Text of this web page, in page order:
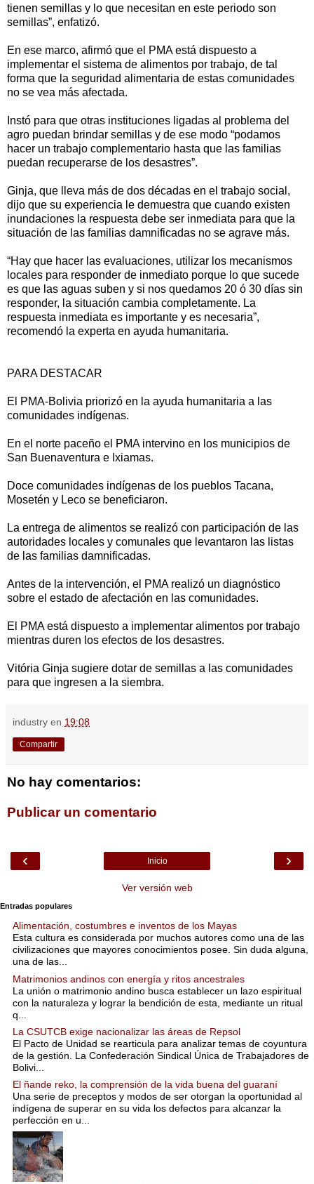
tienen semillas y lo que necesitan en este periodo son
semillas”, enfatizó.
En ese marco, afirmó que el PMA está dispuesto a
implementar el sistema de alimentos por trabajo, de tal
forma que la seguridad alimentaria de estas comunidades
no se vea más afectada.
Instó para que otras instituciones ligadas al problema del
agro puedan brindar semillas y de ese modo “podamos
hacer un trabajo complementario hasta que las familias
puedan recuperarse de los desastres”.
Ginja, que lleva más de dos décadas en el trabajo social,
dijo que su experiencia le demuestra que cuando existen
inundaciones la respuesta debe ser inmediata para que la
situación de las familias damnificadas no se agrave más.
“Hay que hacer las evaluaciones, utilizar los mecanismos
locales para responder de inmediato porque lo que sucede
es que las aguas suben y si nos quedamos 20 ó 30 días sin
responder, la situación cambia completamente. La
respuesta inmediata es importante y es necesaria”,
recomendó la experta en ayuda humanitaria.
PARA DESTACAR
El PMA-Bolivia priorizó en la ayuda humanitaria a las
comunidades indígenas.
En el norte paceño el PMA intervino en los municipios de
San Buenaventura e Ixiamas.
Doce comunidades indígenas de los pueblos Tacana,
Mosetén y Leco se beneficiaron.
La entrega de alimentos se realizó con participación de las
autoridades locales y comunales que levantaron las listas
de las familias damnificadas.
Antes de la intervención, el PMA realizó un diagnóstico
sobre el estado de afectación en las comunidades.
El PMA está dispuesto a implementar alimentos por trabajo
mientras duren los efectos de los desastres.
Vitória Ginja sugiere dotar de semillas a las comunidades
para que ingresen a la siembra.
industry en 19:08
Compartir
No hay comentarios:
Publicar un comentario
‹ ›
Inicio
Ver versión web
Entradas populares
Alimentación, costumbres e inventos de los Mayas
Esta cultura es considerada por muchos autores como una de las
civilizaciones que mayores conocimientos posee. Sin duda alguna,
una de las...
Matrimonios andinos con energía y ritos ancestrales
La unión o matrimonio andino busca establecer un lazo espiritual
con la naturaleza y lograr la bendición de esta, mediante un ritual
q...
La CSUTCB exige nacionalizar las áreas de Repsol
El Pacto de Unidad se rearticula para analizar temas de coyuntura
de la gestión. La Confederación Sindical Única de Trabajadores de
Bolivi...
El ñande reko, la comprensión de la vida buena del guaraní
Una serie de preceptos y modos de ser otorgan la oportunidad al
indígena de superar en su vida los defectos para alcanzar la
perfección en u...